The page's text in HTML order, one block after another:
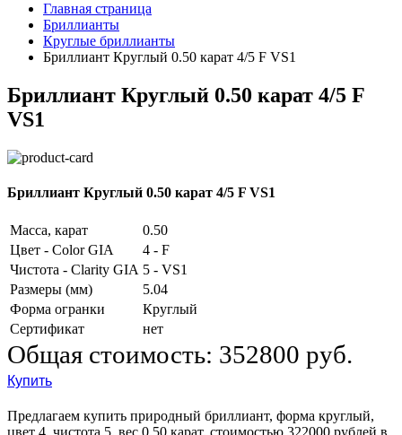
Главная страница
Бриллианты
Круглые бриллианты
Бриллиант Круглый 0.50 карат 4/5 F VS1
Бриллиант Круглый 0.50 карат 4/5 F
VS1
Бриллиант Круглый 0.50 карат 4/5 F VS1
Масса, карат
0.50
Цвет - Color GIA
4 - F
Чистота - Clarity GIA 5 - VS1
Размеры (мм)
5.04
Форма огранки
Круглый
Сертификат
нет
Общая стоимость: 352800 руб.
Купить
Предлагаем купить природный бриллиант, форма круглый,